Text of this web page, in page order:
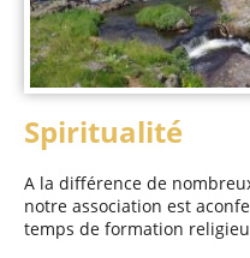
Spiritualité
A la différence de
notre association est
temps de formation